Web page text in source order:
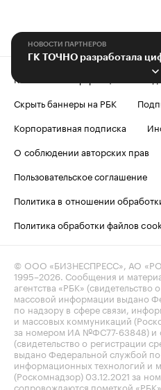
НОВОСТИ ПАРТНЕРОВ
Контактная информация
Скрыть баннеры на РБК
Корпоративная подписка
О соблюдении авторских прав
Пользовательское соглашение
Политика в отношении
Политика обработки файлов
© ООО «БИЗНЕСПРЕСС», АО
1995–2026. Сообщения и
агентства «РБК» (свидетельство
массовой информации выдано
по надзору в сфере связи,
и массовых коммуникаций
за номером ИА №ФС77-63848) и
(свидетельство о регистрации
выдано Федеральной службой
информационных технологий и
(Роскомнадзор) 03.12.2021 за
сопровождаются пометкой «РБК».